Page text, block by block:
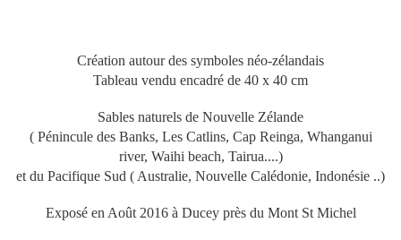
Création autour des symboles néo-zélandais
Tableau vendu encadré de 40 x 40 cm
Sables naturels de Nouvelle Zélande
( Pénincule des Banks, Les Catlins, Cap Reinga, Whanganui
river, Waihi beach, Tairua....)
et du Pacifique Sud ( Australie, Nouvelle Calédonie, Indonésie ..)
Exposé en Août 2016 à Ducey près du Mont St Michel